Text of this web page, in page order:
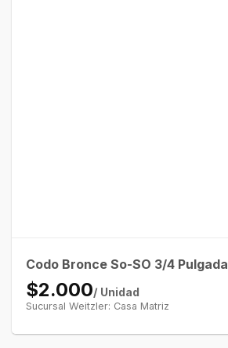
Codo Bronce So-SO 3/4 Pulgada
$2.000/ Unidad
Sucursal Weitzler: Casa Matriz